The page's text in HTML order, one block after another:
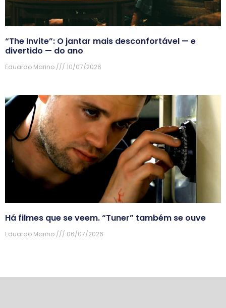
“The Invite”: O jantar mais desconfortável — e
divertido — do ano
Eduardo Marino 10/07/2026
Há filmes que se veem. “Tuner” também se ouve
Eduardo Marino 06/07/2026